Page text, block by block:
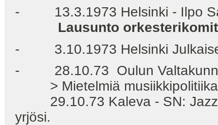
- 13.3.1973 Helsinki - Ilpo
Lausunto
- 3.10.1973 Helsinki
- 28.10.73 Oulun
> Mietelmiä
29.10.73 Kaleva - SN:
yrjösi.